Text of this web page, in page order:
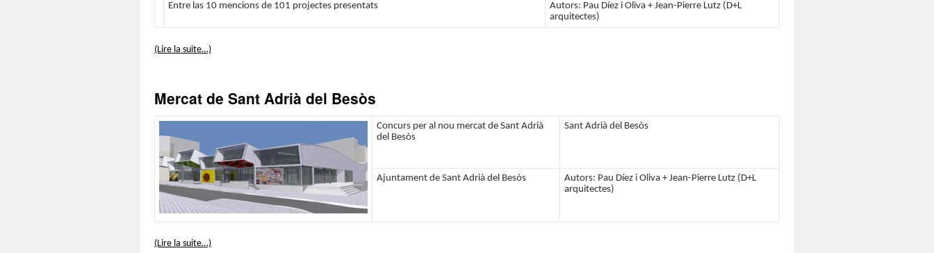
Entre las 10 mencions de 101 projectes presentats
Autors: Pau Díez i Oliva + Jean-Pierre Lutz (D+L
arquitectes)
(Lire la suite…)
Mercat de Sant Adrià del Besòs
Concurs per al nou mercat de Sant Adrià
del Besòs
Sant Adrià del Besòs
Ajuntament de Sant Adrià del Besòs
Autors: Pau Díez i Oliva + Jean-Pierre Lutz (D+L
arquitectes)
(Lire la suite…)